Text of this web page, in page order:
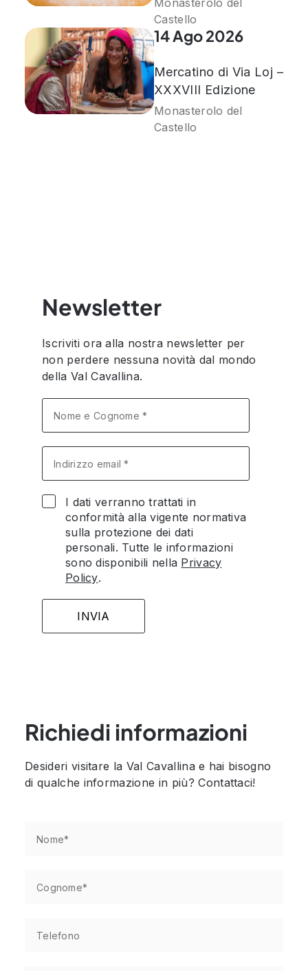
Monasterolo del
Castello
14 Ago 2026
Mercatino di Via Loj –
XXXVIII Edizione
Monasterolo del
Castello
Newsletter
Iscriviti ora alla nostra newsletter per
non perdere nessuna novità dal mondo
della Val Cavallina.
I dati verranno trattati in
conformità alla vigente normativa
sulla protezione dei dati
personali. Tutte le informazioni
sono disponibili nella Privacy
Policy.
Richiedi informazioni
Desideri visitare la Val Cavallina e hai bisogno
di qualche informazione in più? Contattaci!